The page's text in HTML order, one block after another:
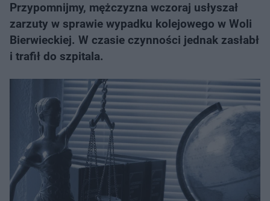
Przypomnijmy, mężczyzna wczoraj usłyszał
zarzuty w sprawie wypadku kolejowego w Woli
Bierwieckiej. W czasie czynności jednak zasłabł
i trafił do szpitala.